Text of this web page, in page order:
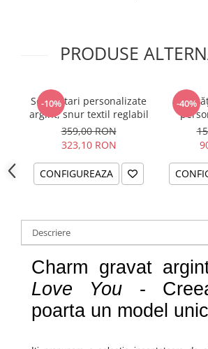
PRODUSE
-10%
Set bratari personalizate
argint, snur textil reglabil
359,00 RON
323,10 RON
CONFIGUREAZA
-40%
reglabil
Descriere
Charm gravat
Love You -
poarta un model